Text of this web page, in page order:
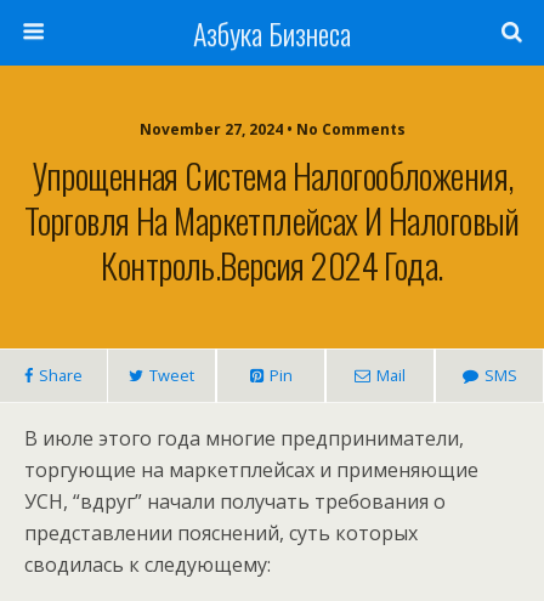
Азбука Бизнеса
November 27, 2024 • No Comments
Упрощенная Система Налогообложения,
Торговля На Маркетплейсах И Налоговый
Контроль.Версия 2024 Года.
Share Tweet Pin Mail SMS
В июле этого года многие предприниматели,
торгующие на маркетплейсах и применяющие
УСН, “вдруг” начали получать требования о
представлении пояснений, суть которых
сводилась к следующему: